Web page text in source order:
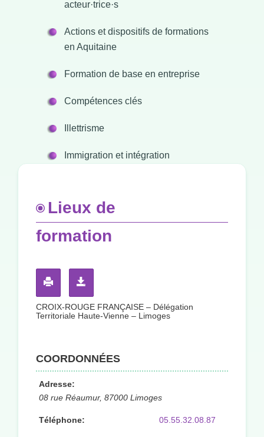
acteur·trice·s
Actions et dispositifs de formations
en Aquitaine
Formation de base en entreprise
Compétences clés
Illettrisme
Immigration et intégration
Lieux de
formation
CROIX-ROUGE FRANÇAISE – Délégation
Territoriale Haute-Vienne – Limoges
COORDONNÉES
Adresse:
08 rue Réaumur, 87000 Limoges
Téléphone: 05.55.32.08.87